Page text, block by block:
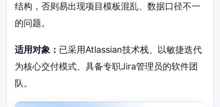
结构，否则易出现项目模板混乱、数据口径不一
的问题。
适用对象： 已采用Atlassian技术栈、以敏捷迭代
为核心交付模式、具备专职Jira管理员的软件团
队。